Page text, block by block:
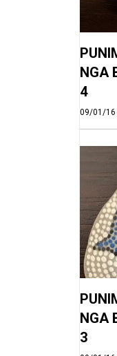
NGA
4
09/01/16
NGA
3